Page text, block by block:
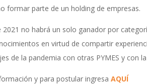
formar parte de un holding de empresas.
2021 no habrá un solo ganador por
en virtud de compartir
de la pandemia con otras PYMES y con
y para postular ingresa AQUÍ